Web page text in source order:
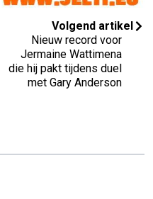
Volgend artikel
Nieuw record voor
Jermaine Wattimena
die hij pakt tijdens duel
met Gary Anderson